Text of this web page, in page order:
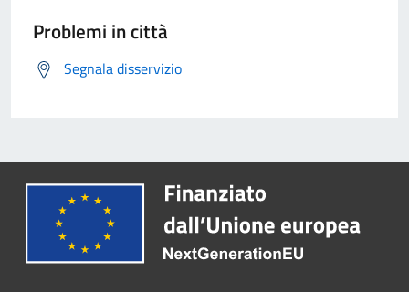
Problemi in città
Segnala disservizio